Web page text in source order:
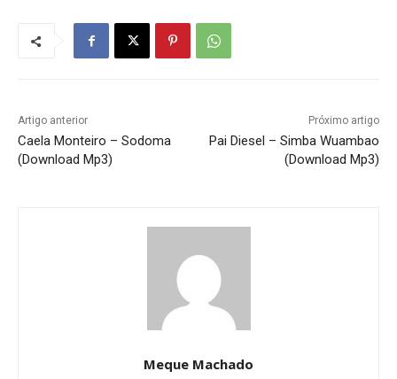
Artigo anterior
Caela Monteiro – Sodoma
(Download Mp3)
Próximo artigo
Pai Diesel – Simba Wuambao
(Download Mp3)
Meque Machado